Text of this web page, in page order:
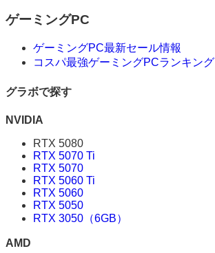
ゲーミングPC
ゲーミングPC最新セール情報
コスパ最強ゲーミングPCランキング
グラボで探す
NVIDIA
RTX 5080
RTX 5070 Ti
RTX 5070
RTX 5060 Ti
RTX 5060
RTX 5050
RTX 3050（6GB）
AMD